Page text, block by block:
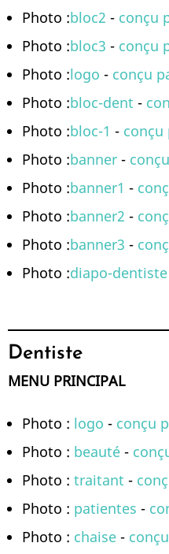
Photo :bloc2 - conçu
Photo :bloc3 - conçu
Photo :logo - conçu
Photo :bloc-dent -
Photo :bloc-1 - conçu
Photo :banner -
Photo :banner1 -
Photo :banner2 -
Photo :banner3 -
Photo :diapo-dentiste
Dentiste
MENU PRINCIPAL
Photo : logo - conçu
Photo : beauté -
Photo : traitant -
Photo : patientes -
Photo : chaise -